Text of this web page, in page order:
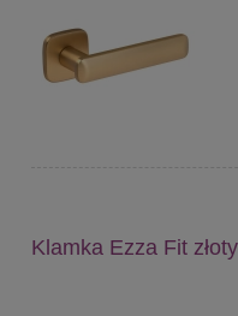
Klamka Ezza Fit